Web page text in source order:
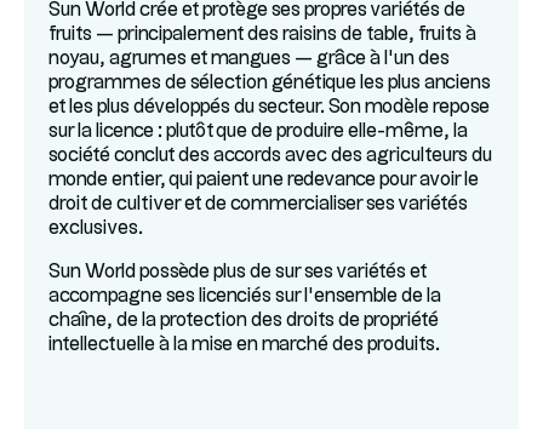
Sun World crée et protège ses propres variétés de
fruits — principalement des raisins de table, fruits à
noyau, agrumes et mangues — grâce à l’un des
programmes de sélection génétique les plus anciens
et les plus développés du secteur. Son modèle repose
sur la licence : plutôt que de produire elle-même, la
société conclut des accords avec des agriculteurs du
monde entier, qui paient une redevance pour avoir le
droit de cultiver et de commercialiser ses variétés
exclusives.
Sun World possède plus de sur ses variétés et
accompagne ses licenciés sur l’ensemble de la
chaîne, de la protection des droits de propriété
intellectuelle à la mise en marché des produits.